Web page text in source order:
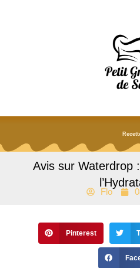
Avis sur Waterdrop
Flo
Pinterest